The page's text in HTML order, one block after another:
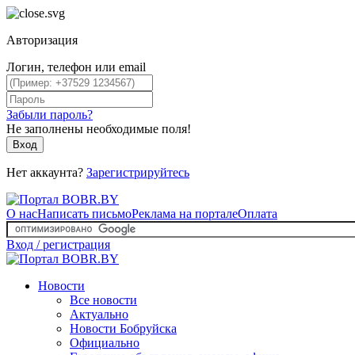
Авторизация
Логин, телефон или email
Забыли пароль?
Не заполнены необходимые поля!
Вход
Нет аккаунта? Зарегистрируйтесь
О насНаписать письмоРеклама на порталеОплата
Вход / регистрация
Новости
Все новости
Актуально
Новости Бобруйска
Официально